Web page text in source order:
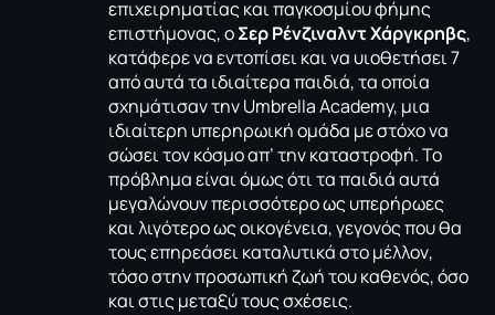
επιχειρηματίας και παγκοσμίου φήμης
επιστήμονας, οΣερ Ρένζιναλντ Χάργκρηβς,
κατάφερε να εντοπίσει και να υιοθετήσει 7
από αυτά τα ιδιαίτερα παιδιά, τα οποία
σχημάτισαν την Umbrella Academy, μια
ιδιαίτερη υπερηρωική ομάδα με στόχο να
σώσει τον κόσμο απ’ την καταστροφή. Το
πρόβλημα είναι όμως ότι τα παιδιά αυτά
μεγαλώνουν περισσότερο ως υπερήρωες
και λιγότερο ως οικογένεια, γεγονός που θα
τους επηρεάσει καταλυτικά στο μέλλον,
τόσο στην προσωπική ζωή του καθενός, όσο
και στις μεταξύ τους σχέσεις.